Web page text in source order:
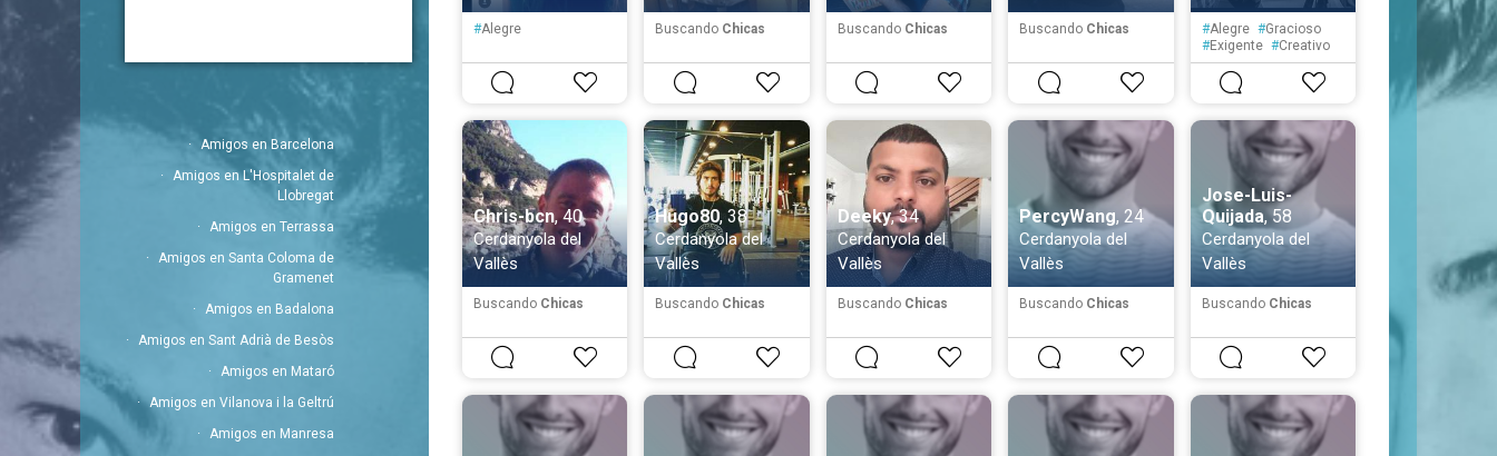
Amigos en Barcelona
Amigos en L'Hospitalet de
Llobregat
Amigos en Terrassa
Amigos en Santa Coloma de
Gramenet
Amigos en Badalona
Amigos en Sant Adrià de Besòs
Amigos en Mataró
Amigos en Vilanova i la Geltrú
Amigos en Manresa
#Alegre Buscando Chicas Buscando Chicas Buscando Chicas #Alegre #Gracioso
#Exigente #Creativo
#Simpático
Chris-bcn, 40
Cerdanyola del
Vallès
Buscando Chicas
Hugo80, 38
Cerdanyola del
Vallès
Buscando Chicas
Deeky, 34
Cerdanyola del
Vallès
Buscando Chicas
PercyWang, 24
Cerdanyola del
Vallès
Buscando Chicas
Jose-Luis-
Quijada, 58
Cerdanyola del
Vallès
Buscando Chicas